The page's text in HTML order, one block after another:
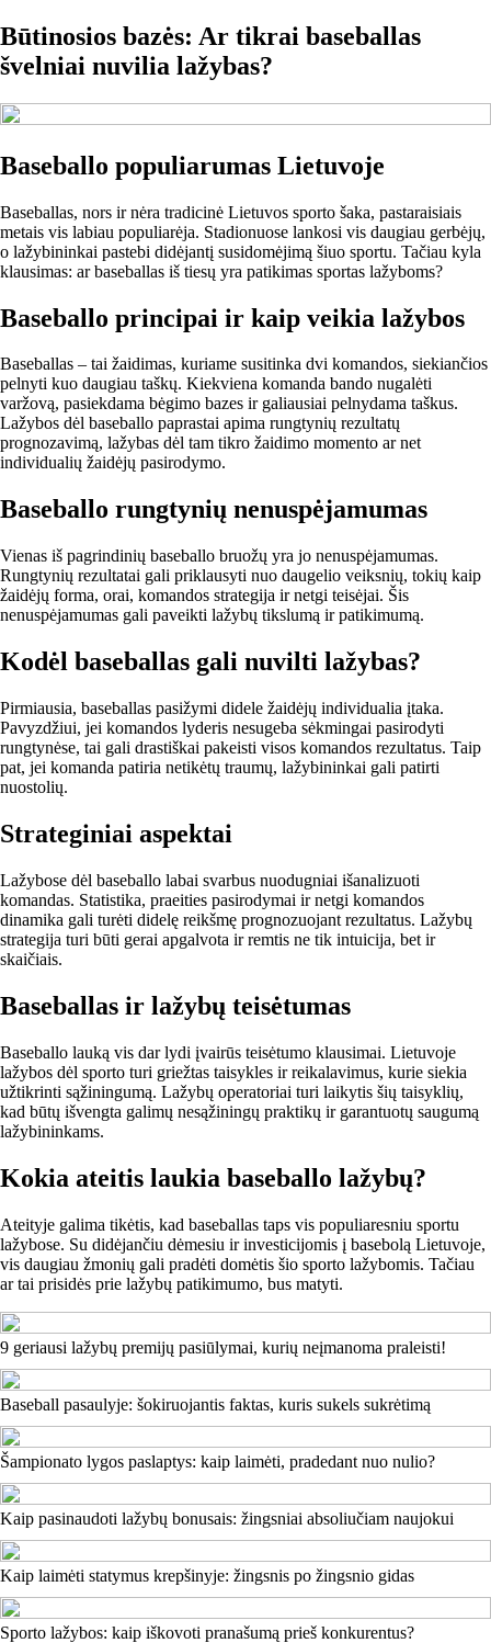
Būtinosios bazės: Ar tikrai baseballas
švelniai nuvilia lažybas?
Baseballo populiarumas Lietuvoje
Baseballas, nors ir nėra tradicinė Lietuvos sporto šaka, pastaraisiais
metais vis labiau populiarėja. Stadionuose lankosi vis daugiau gerbėjų,
o lažybininkai pastebi didėjantį susidomėjimą šiuo sportu. Tačiau kyla
klausimas: ar baseballas iš tiesų yra patikimas sportas lažyboms?
Baseballo principai ir kaip veikia lažybos
Baseballas – tai žaidimas, kuriame susitinka dvi komandos, siekiančios
pelnyti kuo daugiau taškų. Kiekviena komanda bando nugalėti
varžovą, pasiekdama bėgimo bazes ir galiausiai pelnydama taškus.
Lažybos dėl baseballo paprastai apima rungtynių rezultatų
prognozavimą, lažybas dėl tam tikro žaidimo momento ar net
individualių žaidėjų pasirodymo.
Baseballo rungtynių nenuspėjamumas
Vienas iš pagrindinių baseballo bruožų yra jo nenuspėjamumas.
Rungtynių rezultatai gali priklausyti nuo daugelio veiksnių, tokių kaip
žaidėjų forma, orai, komandos strategija ir netgi teisėjai. Šis
nenuspėjamumas gali paveikti lažybų tikslumą ir patikimumą.
Kodėl baseballas gali nuvilti lažybas?
Pirmiausia, baseballas pasižymi didele žaidėjų individualia įtaka.
Pavyzdžiui, jei komandos lyderis nesugeba sėkmingai pasirodyti
rungtynėse, tai gali drastiškai pakeisti visos komandos rezultatus. Taip
pat, jei komanda patiria netikėtų traumų, lažybininkai gali patirti
nuostolių.
Strateginiai aspektai
Lažybose dėl baseballo labai svarbus nuodugniai išanalizuoti
komandas. Statistika, praeities pasirodymai ir netgi komandos
dinamika gali turėti didelę reikšmę prognozuojant rezultatus. Lažybų
strategija turi būti gerai apgalvota ir remtis ne tik intuicija, bet ir
skaičiais.
Baseballas ir lažybų teisėtumas
Baseballo lauką vis dar lydi įvairūs teisėtumo klausimai. Lietuvoje
lažybos dėl sporto turi griežtas taisykles ir reikalavimus, kurie siekia
užtikrinti sąžiningumą. Lažybų operatoriai turi laikytis šių taisyklių,
kad būtų išvengta galimų nesąžiningų praktikų ir garantuotų saugumą
lažybininkams.
Kokia ateitis laukia baseballo lažybų?
Ateityje galima tikėtis, kad baseballas taps vis populiaresniu sportu
lažybose. Su didėjančiu dėmesiu ir investicijomis į basebolą Lietuvoje,
vis daugiau žmonių gali pradėti domėtis šio sporto lažybomis. Tačiau
ar tai prisidės prie lažybų patikimumo, bus matyti.
9 geriausi lažybų premijų pasiūlymai, kurių neįmanoma praleisti!
Baseball pasaulyje: šokiruojantis faktas, kuris sukels sukrėtimą
Šampionato lygos paslaptys: kaip laimėti, pradedant nuo nulio?
Kaip pasinaudoti lažybų bonusais: žingsniai absoliučiam naujokui
Kaip laimėti statymus krepšinyje: žingsnis po žingsnio gidas
Sporto lažybos: kaip iškovoti pranašumą prieš konkurentus?